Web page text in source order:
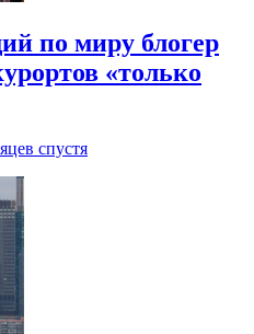
по миру блогер
«только
спустя